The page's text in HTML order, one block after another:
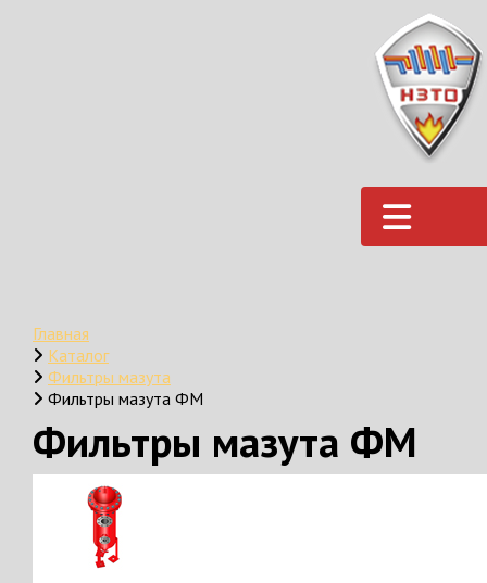
Главная
Каталог
Фильтры мазута
Фильтры мазута ФМ
Фильтры мазута ФМ